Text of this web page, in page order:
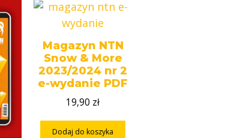
Magazyn NTN
Snow & More
2023/2024 nr 2
e-wydanie PDF
19,90 zł
Dodaj do koszyka